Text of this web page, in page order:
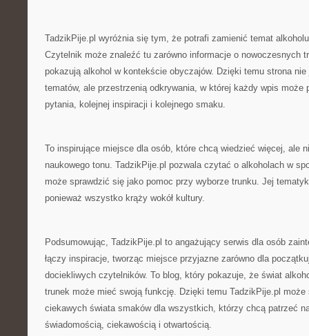
TadzikPije.pl wyróżnia się tym, że potrafi zamienić temat
Czytelnik może znaleźć tu zarówno informacje o nowoczesnych
pokazują alkohol w kontekście obyczajów. Dzięki temu strona
tematów, ale przestrzenią odkrywania, w której każdy wpis może
pytania, kolejnej inspiracji i kolejnego smaku.
To inspirujące miejsce dla osób, które chcą wiedzieć więcej, ale
naukowego tonu. TadzikPije.pl pozwala czytać o alkoholach w
może sprawdzić się jako pomoc przy wyborze trunku. Jej
ponieważ wszystko krąży wokół kultury.
Podsumowując, TadzikPije.pl to angażujący serwis dla osób
łączy inspiracje, tworząc miejsce przyjazne zarówno dla
dociekliwych czytelników. To blog, który pokazuje, że świat
trunek może mieć swoją funkcję. Dzięki temu TadzikPije.pl
ciekawych świata smaków dla wszystkich, którzy chcą patrzeć
świadomością, ciekawością i otwartością.